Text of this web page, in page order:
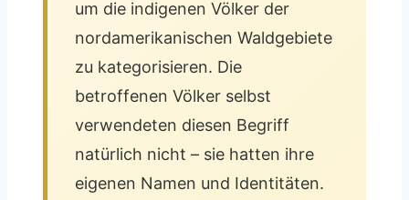
um die indigenen Völker der
nordamerikanischen Waldgebiete
zu kategorisieren. Die
betroffenen Völker selbst
verwendeten diesen Begriff
natürlich nicht – sie hatten ihre
eigenen Namen und Identitäten.